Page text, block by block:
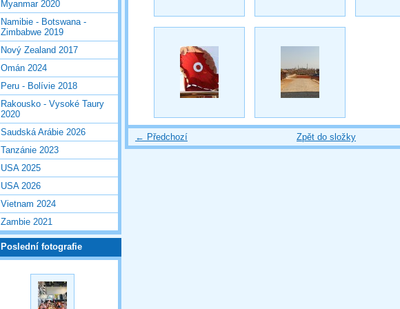
← Předchozí Zpět do složky
Myanmar 2020
Namibie - Botswana -
Zimbabwe 2019
Nový Zealand 2017
Omán 2024
Peru - Bolívie 2018
Rakousko - Vysoké Taury
2020
Saudská Arábie 2026
Tanzánie 2023
USA 2025
USA 2026
Vietnam 2024
Zambie 2021
Poslední fotografie